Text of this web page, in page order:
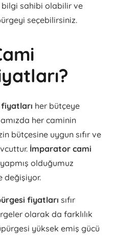
sahibi olabilir ve
seçebilirsiniz.
her bütçeye
her caminin
bütçesine uygun sıfır ve
İmparator cami
yapmış olduğumuz
değişiyor.
fiyatları sıfır
olarak da farklılık
yüksek emiş gücü